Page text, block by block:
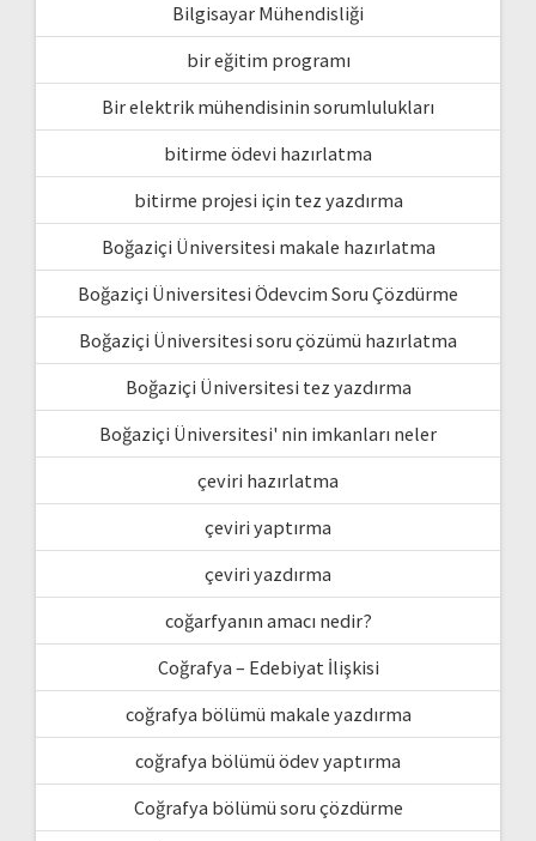
Bilgisayar Mühendisliği
bir eğitim programı
Bir elektrik mühendisinin sorumlulukları
bitirme ödevi hazırlatma
bitirme projesi için tez yazdırma
Boğaziçi Üniversitesi makale hazırlatma
Boğaziçi Üniversitesi Ödevcim Soru Çözdürme
Boğaziçi Üniversitesi soru çözümü hazırlatma
Boğaziçi Üniversitesi tez yazdırma
Boğaziçi Üniversitesi' nin imkanları neler
çeviri hazırlatma
çeviri yaptırma
çeviri yazdırma
coğarfyanın amacı nedir?
Coğrafya – Edebiyat İlişkisi
coğrafya bölümü makale yazdırma
coğrafya bölümü ödev yaptırma
Coğrafya bölümü soru çözdürme